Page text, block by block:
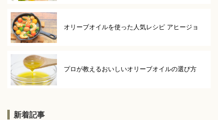
オリーブオイルを使った人気レシピ アヒージョ
プロが教えるおいしいオリーブオイルの選び方
新着記事